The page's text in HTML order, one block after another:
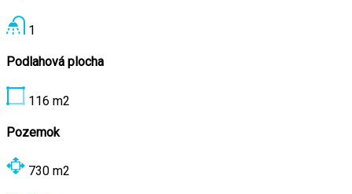
1
Podlahová plocha
116 m2
Pozemok
730 m2